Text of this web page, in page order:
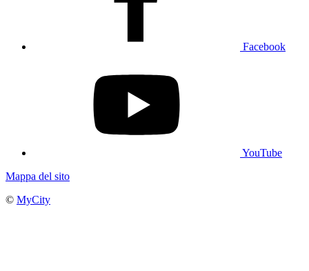
Facebook
YouTube
Mappa del sito
© MyCity